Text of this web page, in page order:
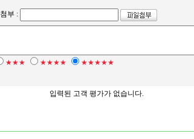
첨부 :
★★★ ★★★★ ★★★★★
입력된 고객 평가가 없습니다.